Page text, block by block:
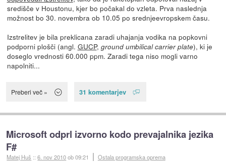
središče v Houstonu, kjer bo počakal do vzleta. Prva naslednja
možnost bo 30. novembra ob 10.05 po srednjeevropskem času.
Izstrelitev je bila preklicana zaradi uhajanja vodika na popkovni
podporni plošči (angl. GUCP, ground umbilical carrier plate), ki je
doseglo vrednosti 60.000 ppm. Zaradi tega niso mogli varno
napolniti...
Preberi več » 31 komentarjev
Microsoft odprl izvorno kodo prevajalnika jezika
F#
Matej Huš ::6. nov 2010ob 09:21 Ostala programska oprema